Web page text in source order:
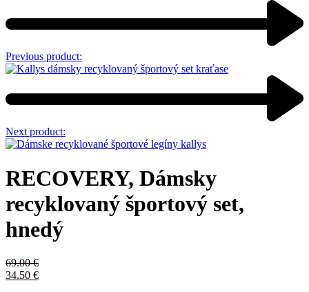
Previous product:
Next product:
RECOVERY, Dámsky
recyklovaný športový set,
hnedý
69.00€
34.50 €